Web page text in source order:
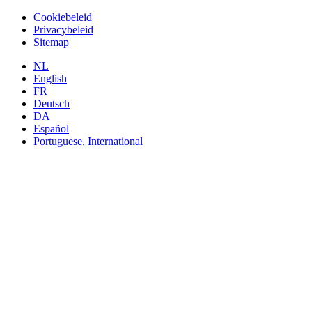
Cookiebeleid
Privacybeleid
Sitemap
NL
English
FR
Deutsch
DA
Español
Portuguese, International